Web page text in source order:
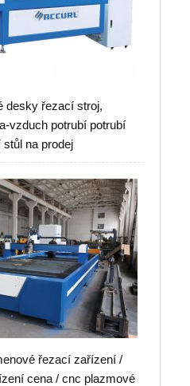
desky řezací stroj,
vzduch potrubí potrubí
na prodej
řezací zařízení /
cena / cnc plazmové